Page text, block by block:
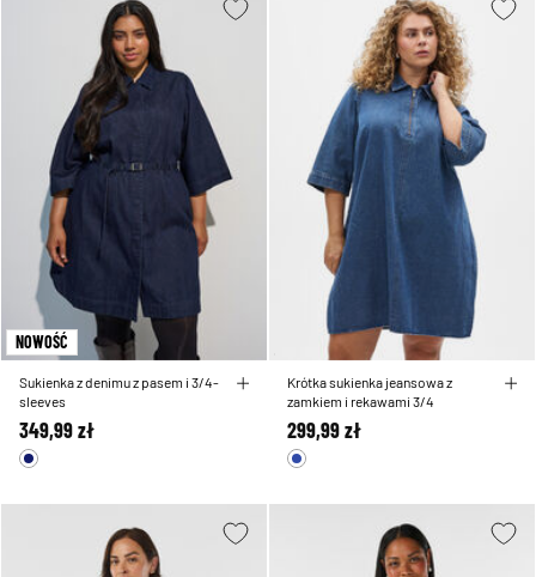
NOWOŚĆ
Sukienka z denimu z pasem i 3/4-
sleeves
349,99 zł
Krótka sukienka jeansowa z
zamkiem i rekawami 3/4
299,99 zł